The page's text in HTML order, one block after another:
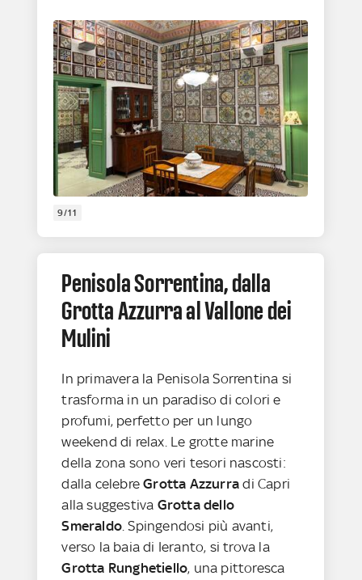
9/11
Penisola Sorrentina, dalla
Grotta Azzurra al Vallone dei
Mulini
In primavera la Penisola Sorrentina si
trasforma in un paradiso di colori e
profumi, perfetto per un lungo
weekend di relax. Le grotte marine
della zona sono veri tesori nascosti:
dalla celebreGrotta Azzurra di Capri
alla suggestiva Grotta dello
Smeraldo. Spingendosi più avanti,
verso la baia di Ieranto, si trova la
Grotta Runghetiello, una pittoresca